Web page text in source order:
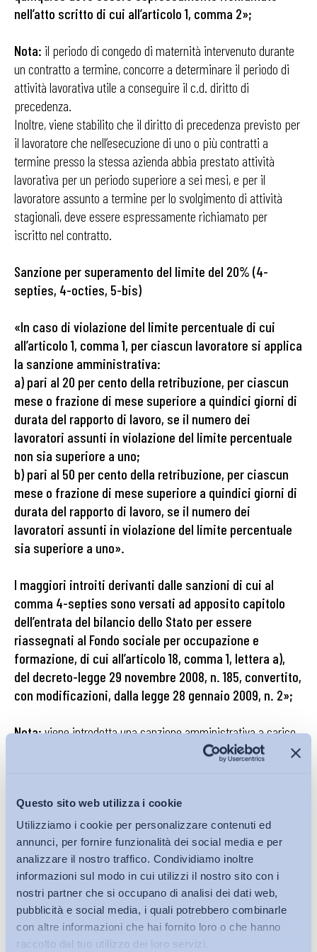
Questo sito web utilizza i cookie
Utilizziamo i cookie per personalizzare contenuti ed
annunci, per fornire funzionalità dei social media e per
analizzare il nostro traffico. Condividiamo inoltre
informazioni sul modo in cui utilizzi il nostro sito con i
nostri partner che si occupano di analisi dei dati web,
pubblicità e social media, i quali potrebbero combinarle
con altre informazioni che hai fornito loro o che hanno
raccolto dal tuo utilizzo dei loro servizi.
nell’atto scritto di cui all’articolo 1, comma 2»;
Nota: il periodo di congedo di maternità intervenuto durante
un contratto a termine, concorre a determinare il periodo di
attività lavorativa utile a conseguire il c.d. diritto di
precedenza.
Inoltre, viene stabilito che il diritto di precedenza previsto per
il lavoratore che nell’esecuzione di uno o più contratti a
termine presso la stessa azienda abbia prestato attività
lavorativa per un periodo superiore a sei mesi, e per il
lavoratore assunto a termine per lo svolgimento di attività
stagionali, deve essere espressamente richiamato per
iscritto nel contratto.
Sanzione per superamento del limite del 20% (4-
septies, 4-octies, 5-bis)
«In caso di violazione del limite percentuale di cui
all’articolo 1, comma 1, per ciascun lavoratore si applica
la sanzione amministrativa:
a) pari al 20 per cento della retribuzione, per ciascun
mese o frazione di mese superiore a quindici giorni di
durata del rapporto di lavoro, se il numero dei
lavoratori assunti in violazione del limite percentuale
non sia superiore a uno;
b) pari al 50 per cento della retribuzione, per ciascun
mese o frazione di mese superiore a quindici giorni di
durata del rapporto di lavoro, se il numero dei
lavoratori assunti in violazione del limite percentuale
sia superiore a uno».
I maggiori introiti derivanti dalle sanzioni di cui al
comma 4-septies sono versati ad apposito capitolo
dell’entrata del bilancio dello Stato per essere
riassegnati al Fondo sociale per occupazione e
formazione, di cui all’articolo 18, comma 1, lettera a),
del decreto-legge 29 novembre 2008, n. 185, convertito,
con modificazioni, dalla legge 28 gennaio 2009, n. 2»;
Nota:viene introdotta una sanzione amministrativa a carico
del datore di lavoro nel caso di mancato rispetto del limite del
un Fondo per l’occupazione e la formazione.
Questo “meccanismo” sanzionatorio, però, non è alternativo
rispetto a quello “giurisprudenziale”. Nel caso di mancato
rispetto del limite il lavoratore potrà continuare a richiedere la
conversione del contratto a termine in rapporto a tempo
indeterminato.
Contrariamente da quanto scritto da più commentatori, non è
stato chiarito da nessuna parte che la sanzione